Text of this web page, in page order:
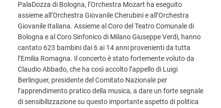
PalaDozza di Bologna, l’Orchestra Mozart ha eseguito
assieme all’Orchestra Giovanile Cherubini e all’Orchestra
Giovanile Italiana. Assieme al Coro del Teatro Comunale di
Bologna e al Coro Sinfonico di Milano Giuseppe Verdi, hanno
cantato 623 bambini dai 6 ai 14 anni provenienti da tutta
l’Emilia Romagna. Il concerto è stato fortemente voluto da
Claudio Abbado, che ha così accolto l’appello di Luigi
Berlinguer, presidente del Comitato Nazionale per
l’apprendimento pratico della musica, a dare un forte segnale
di sensibilizzazione su questo importante aspetto di politica